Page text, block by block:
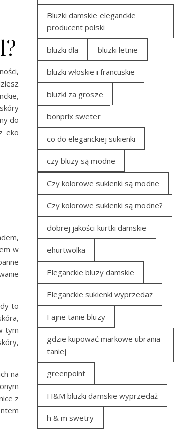
do
eko
w
to
tym
na
z
Bluzki damskie eleganckie
producent polski
bluzki dla bluzki letnie
bluzki włoskie i francuskie
bluzki za grosze
bonprix sweter
co do eleganckiej sukienki
czy bluzy są modne
Czy kolorowe sukienki są modne
Czy kolorowe sukienki są modne?
dobrej jakości kurtki damskie
ehurtwolka
Eleganckie bluzy damskie
Eleganckie sukienki wyprzedaż
Fajne tanie bluzy
gdzie kupować markowe ubrania
taniej
greenpoint
H&M bluzki damskie wyprzedaż
h & m swetry